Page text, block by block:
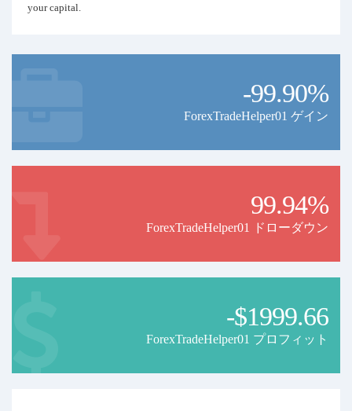
your capital.
-99.90%
ForexTradeHelper01 ゲイン
99.94%
ForexTradeHelper01 ドローダウン
-$1999.66
ForexTradeHelper01 プロフィット